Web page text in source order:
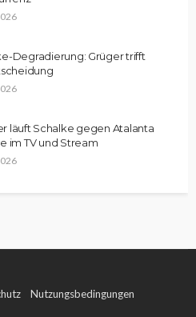
Degradierung: Grüger trifft
läuft Schalke gegen Atalanta
im TV und Stream
Nutzungsbedingungen